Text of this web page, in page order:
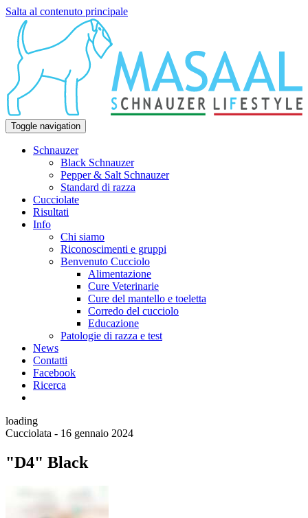
Salta al contenuto principale
Toggle navigation
Schnauzer
Black Schnauzer
Pepper & Salt Schnauzer
Standard di razza
Cucciolate
Risultati
Info
Chi siamo
Riconoscimenti e gruppi
Benvenuto Cucciolo
Alimentazione
Cure Veterinarie
Cure del mantello e toeletta
Corredo del cucciolo
Educazione
Patologie di razza e test
News
Contatti
Facebook
Ricerca
loading
Cucciolata - 16 gennaio 2024
"D4" Black